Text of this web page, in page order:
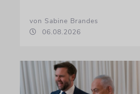
von Sabine Brandes
06.08.2026